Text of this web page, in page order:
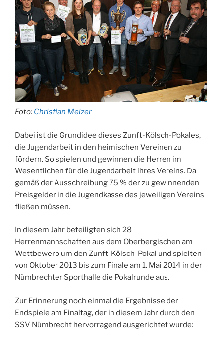
Foto: Christian Melzer
Dabei ist die Grundidee dieses Zunft-Kölsch-Pokales,
die Jugendarbeit in den heimischen Vereinen zu
fördern. So spielen und gewinnen die Herren im
Wesentlichen für die Jugendarbeit ihres Vereins. Da
gemäß der Ausschreibung 75 % der zu gewinnenden
Preisgelder in die Jugendkasse des jeweiligen Vereins
fließen müssen.
In diesem Jahr beteiligten sich 28
Herrenmannschaften aus dem Oberbergischen am
Wettbewerb um den Zunft-Kölsch-Pokal und spielten
von Oktober 2013 bis zum Finale am 1. Mai 2014 in der
Nümbrechter Sporthalle die Pokalrunde aus.
Zur Erinnerung noch einmal die Ergebnisse der
Endspiele am Finaltag, der in diesem Jahr durch den
SSV Nümbrecht hervorragend ausgerichtet wurde: